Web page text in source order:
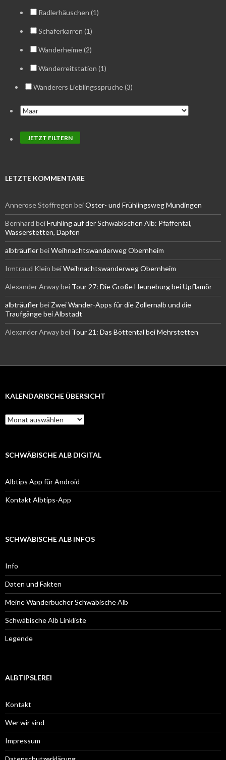
Radlerhäuschen (1)
Schäferkarren (1)
Wanderheime (2)
Wanderreitstation (1)
Wanderers Lieblingssprüche (3)
LETZTE KOMMENTARE
Annerose Stoffregen beiOster- und Frühlingsweg Mundingen
Bernhard beiFrühling auf der Schwäbischen Alb: Pfaffental,
Wasserstetten, Dapfen
albträuflerbeiWeihnachtswanderweg Obernheim
Irmtraud Klein beiWeihnachtswanderweg Obernheim
Alexander Arwaybei Tour 27: Die Große Heuneburg bei Upflamör
albträuflerbei Zwei Wander-Apps für die Zollernalb und die
Traufgänge bei Albstadt
Alexander Arwaybei Tour 21: Das Böttental bei Mehrstetten
KALENDARISCHE ÜBERSICHT
Kalendarische
Übersicht
SCHWÄBISCHE ALB DIGITAL
Albtips App für Android
Kontakt Albtips-App
SCHWÄBISCHE ALB INFOS
Info
Daten und Fakten
Meine Wanderbücher Schwäbische Alb
Schwäbische Alb Linkliste
Legende
ALBTIPSLEREI
Kontakt
Wer wir sind
Impressum